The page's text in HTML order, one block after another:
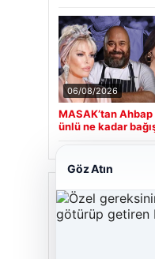
06/08/2026
MASAK’tan
ünlü ne kadar
Son Eklenen
Cengiz Sigorta
Göz Atın